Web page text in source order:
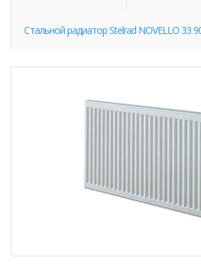
Стальной радиатор Stelrad NOVELLO 33